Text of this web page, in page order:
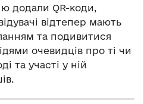
додали QR-коди,
відтепер мають
та подивитися
очевидців про ті чи
та участі у ній